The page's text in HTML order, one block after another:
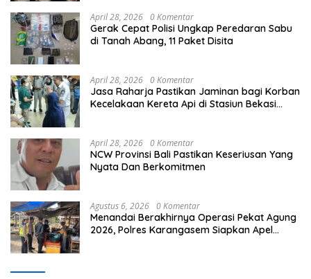
April 28, 2026 0 Komentar
Gerak Cepat Polisi Ungkap Peredaran Sabu
di Tanah Abang, 11 Paket Disita
April 28, 2026 0 Komentar
Jasa Raharja Pastikan Jaminan bagi Korban
Kecelakaan Kereta Api di Stasiun Bekasi
April 28, 2026 0 Komentar
NCW Provinsi Bali Pastikan Keseriusan Yang
Nyata Dan Berkomitmen
Agustus 6, 2026 0 Komentar
Menandai Berakhirnya Operasi Pekat Agung
2026, Polres Karangasem Siapkan Apel